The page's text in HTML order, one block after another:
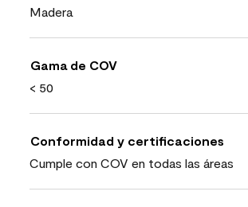
Madera
Gama de COV
< 50
Conformidad y certificaciones
Cumple con COV en todas las áreas